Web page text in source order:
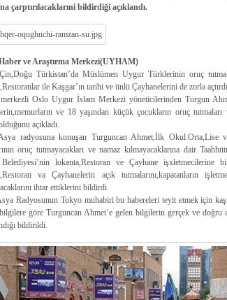
çarptırılacaklarıni bildirdiği açıklandı.
ve Araştırma Merkezi(UYHAM)
Türkistan’da Müslümen Uygur Türklerinin oruç
ile Kaşgar’ın tarihi ve ünlü Çayhanelerini de zorla
Oslo Uygur İslam Merkezi yöneticilerinden Turgun
ve 18 yaşından küçük çocukların oruç
açıkladı.
radyosuna konuşan Turguncan Ahmet,İlk Okul.Orta,Lise
oruç tutmayacakları ve namaz kılmayacaklarına dair
lokanta,Restoran ve Çayhane işxletmecilerine
va Çayhanelerin açık tutmalarını,kapatanların
ihtar ettiklerini bildirdi.
Radyosunun Tokyo muhabiri bu habereleri teyit etmek için
bilgilere göre Turguncan Ahmet’e gelen bilgilerin gerçek ve
bildirildi.